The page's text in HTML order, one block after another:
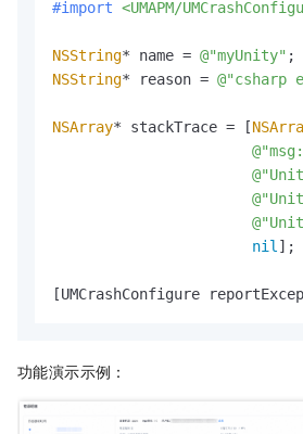
#import <UMAPM/
NSString* name = @"myUnity"
NSString* reason = @"csharp
NSArray* stackTrace = [
nil ];
[UMCrashConfigure
功能演示示例：